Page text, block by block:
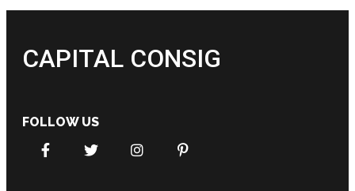
CAPITAL CONSIG
FOLLOW US